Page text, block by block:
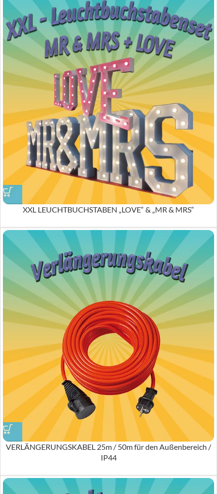
XXL LEUCHTBUCHSTABEN „LOVE“ & „MR & MRS“
VERLÄNGERUNGSKABEL 25m / 50m für den Außenbereich /
IP44